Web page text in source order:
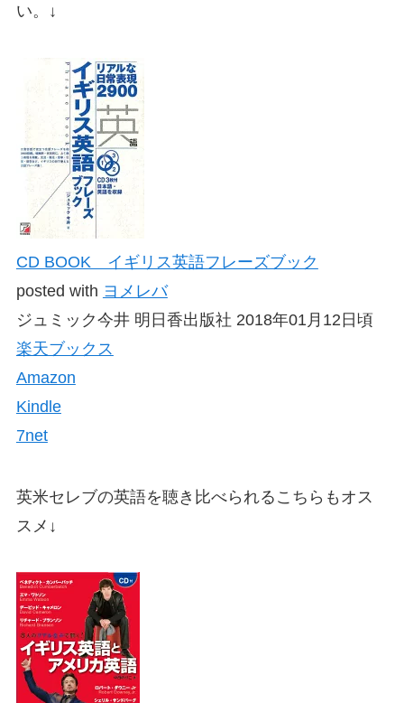
い。↓
CD BOOK イギリス英語フレーズブック
posted with ヨメレバ
ジュミック今井 明日香出版社 2018年01月12日頃
楽天ブックス
Amazon
Kindle
7net
英米セレブの英語を聴き比べられるこちらもオス
スメ↓